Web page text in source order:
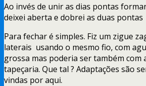
Ao invés de unir as dias pontas
deixei aberta e dobrei as duas
Para fechar é simples. Fiz um zigue
laterais usando o mesmo fio, com
grossa mas poderia ser também com
tapeçaria. Que tal ? Adaptações são
vindas por aqui.